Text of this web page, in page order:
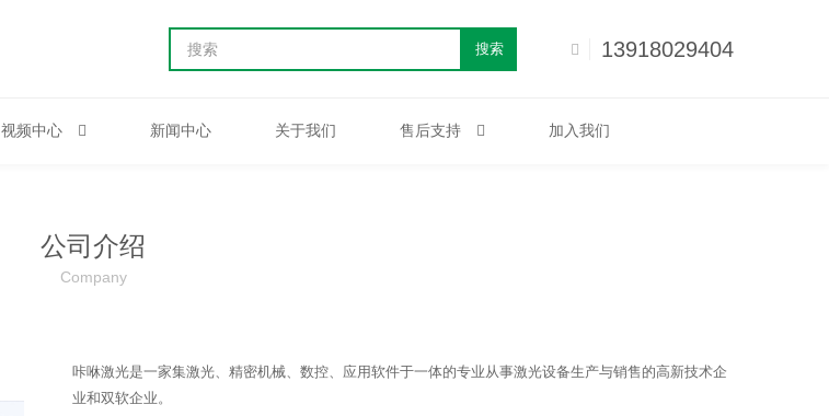
13918029404
搜索
视频中心 新闻中心 关于我们 售后支持 加入我们
公司介绍
Company
咔咻激光是一家集激光、精密机械、数控、应用软件于一体的专业从事激光设备生产与销售的高新技术企
业和双软企业。